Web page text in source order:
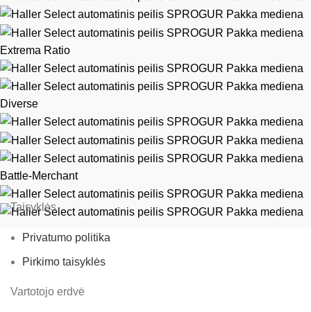
Extrema Ratio
Diverse
Battle-Merchant
Taisyklės
Privatumo politika
Pirkimo taisyklės
Vartotojo erdvė